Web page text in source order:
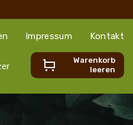
Impressum Kontakt
Warenkorb
leeren